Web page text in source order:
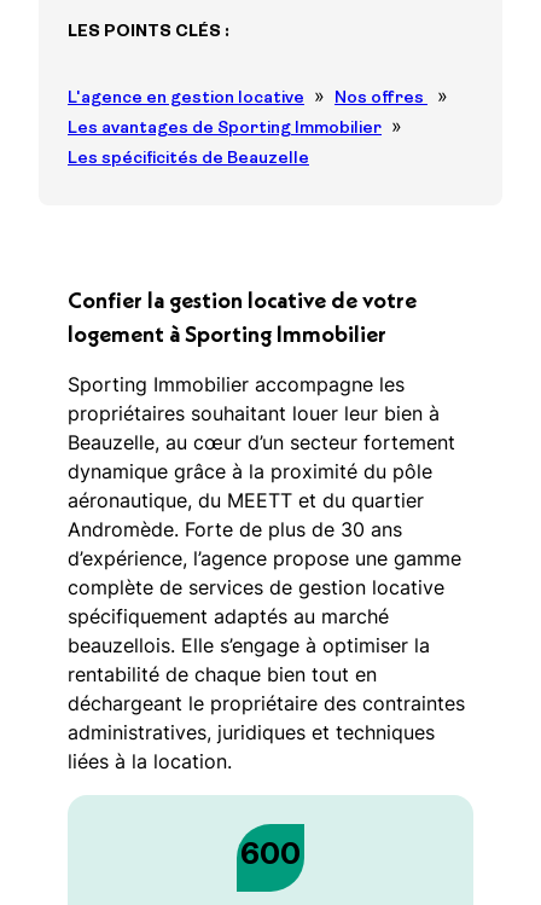
LES POINTS CLÉS :
L'agence en gestion locative
Nos offres
Les avantages de Sporting Immobilier
Les spécificités de Beauzelle
Confier la gestion locative de votre
logement à Sporting Immobilier
Sporting Immobilier accompagne les
propriétaires souhaitant louer leur bien à
Beauzelle, au cœur d’un secteur fortement
dynamique grâce à la proximité du pôle
aéronautique, du MEETT et du quartier
Andromède. Forte de plus de 30 ans
d’expérience, l’agence propose une gamme
complète de services de gestion locative
spécifiquement adaptés au marché
beauzellois. Elle s’engage à optimiser la
rentabilité de chaque bien tout en
déchargeant le propriétaire des contraintes
administratives, juridiques et techniques
liées à la location.
600